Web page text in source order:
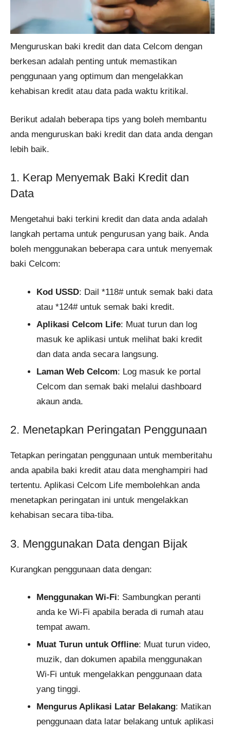
Menguruskan baki kredit dan data Celcom dengan
berkesan adalah penting untuk memastikan
penggunaan yang optimum dan mengelakkan
kehabisan kredit atau data pada waktu kritikal.
Berikut adalah beberapa tips yang boleh membantu
anda menguruskan baki kredit dan data anda dengan
lebih baik.
1. Kerap Menyemak Baki Kredit dan
Data
Mengetahui baki terkini kredit dan data anda adalah
langkah pertama untuk pengurusan yang baik. Anda
boleh menggunakan beberapa cara untuk menyemak
baki Celcom:
Kod USSD: Dail *118# untuk semak baki data
atau *124# untuk semak baki kredit.
Aplikasi Celcom Life: Muat turun dan log
masuk ke aplikasi untuk melihat baki kredit
dan data anda secara langsung.
Laman Web Celcom: Log masuk ke portal
Celcom dan semak baki melalui dashboard
akaun anda.
2. Menetapkan Peringatan Penggunaan
Tetapkan peringatan penggunaan untuk memberitahu
anda apabila baki kredit atau data menghampiri had
tertentu. Aplikasi Celcom Life membolehkan anda
menetapkan peringatan ini untuk mengelakkan
kehabisan secara tiba-tiba.
3. Menggunakan Data dengan Bijak
Kurangkan penggunaan data dengan:
Menggunakan Wi-Fi: Sambungkan peranti
anda ke Wi-Fi apabila berada di rumah atau
tempat awam.
Muat Turun untuk Offline: Muat turun video,
muzik, dan dokumen apabila menggunakan
Wi-Fi untuk mengelakkan penggunaan data
yang tinggi.
Mengurus Aplikasi Latar Belakang: Matikan
penggunaan data latar belakang untuk aplikasi